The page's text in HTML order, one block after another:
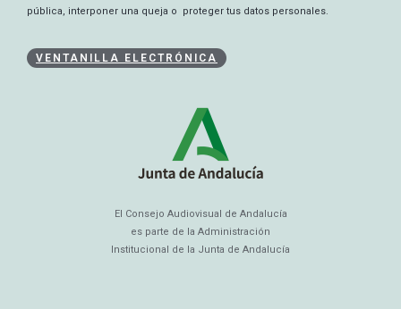
pública, interponer una queja o proteger tus datos personales.
VENTANILLA ELECTRÓNICA
El Consejo Audiovisual de Andalucía
es parte de la Administración
Institucional de la Junta de Andalucía